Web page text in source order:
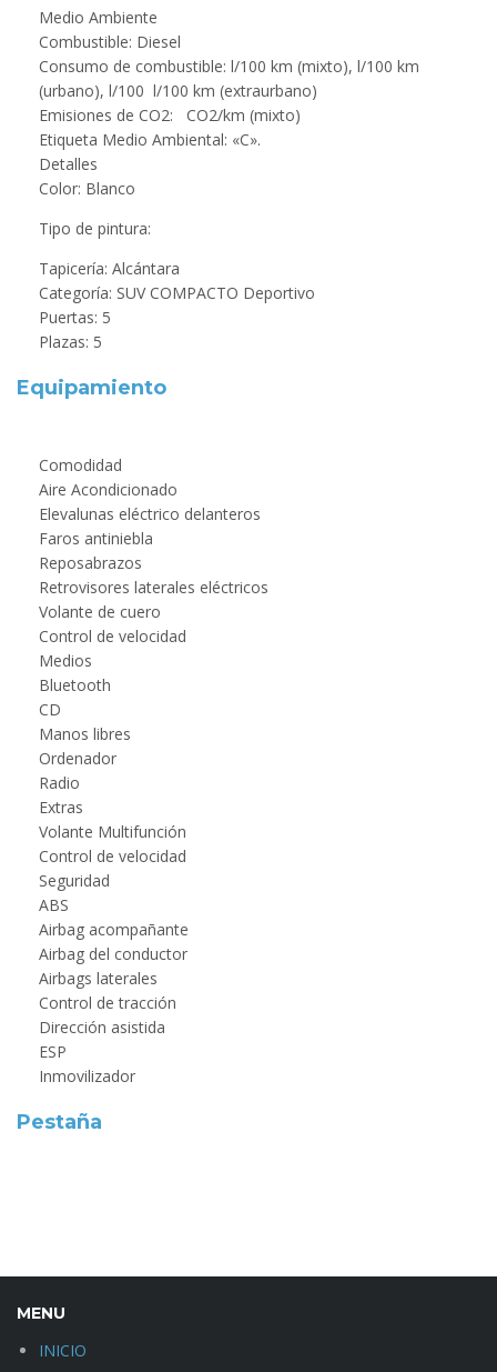
Medio Ambiente
Combustible: Diesel
Consumo de combustible: l/100 km (mixto), l/100 km
(urbano), l/100 l/100 km (extraurbano)
Emisiones de CO2: CO2/km (mixto)
Etiqueta Medio Ambiental: «C».
Detalles
Color: Blanco
Tipo de pintura:
Tapicería: Alcántara
Categoría: SUV COMPACTO Deportivo
Puertas: 5
Plazas: 5
Equipamiento
Comodidad
Aire Acondicionado
Elevalunas eléctrico delanteros
Faros antiniebla
Reposabrazos
Retrovisores laterales eléctricos
Volante de cuero
Control de velocidad
Medios
Bluetooth
CD
Manos libres
Ordenador
Radio
Extras
Volante Multifunción
Control de velocidad
Seguridad
ABS
Airbag acompañante
Airbag del conductor
Airbags laterales
Control de tracción
Dirección asistida
ESP
Inmovilizador
Pestaña
MENU
INICIO